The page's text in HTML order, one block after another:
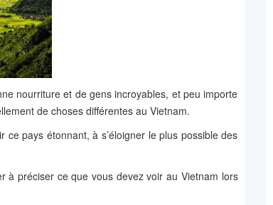
nourriture et de gens incroyables, et peu importe
de choses différentes au Vietnam.
pays étonnant, à s’éloigner le plus possible des
à préciser ce que vous devez voir au Vietnam lors